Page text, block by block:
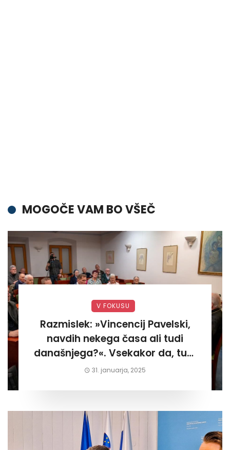
MOGOČE VAM BO VŠEČ
V FOKUSU
Razmislek: »Vincencij Pavelski,
navdih nekega časa ali tudi
današnjega?«. Vsekakor da, tudi
današnjega«
31. januarja, 2025